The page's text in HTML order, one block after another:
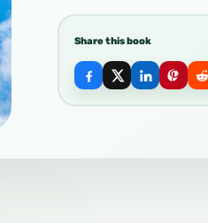
Share this book